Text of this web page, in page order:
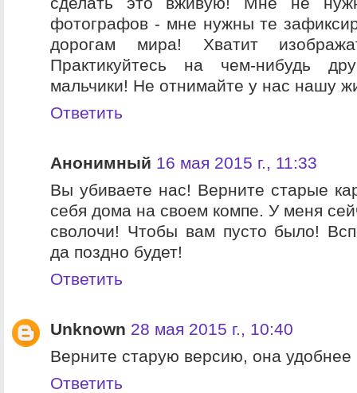
фотографов - мне нужны те
дорогам мира! Хватит
Практикуйтесь на чем-нибудь
мальчики! Не отнимайте у нас нашу
Ответить
Анонимный 16 мая 2015 г., 11:33
Вы убиваете нас! Верните старые
себя дома на своем компе. У меня
сволочи! Чтобы вам пусто было!
да поздно будет!
Ответить
Unknown 28 мая 2015 г., 10:40
Верните старую версию, она удобнее
Ответить